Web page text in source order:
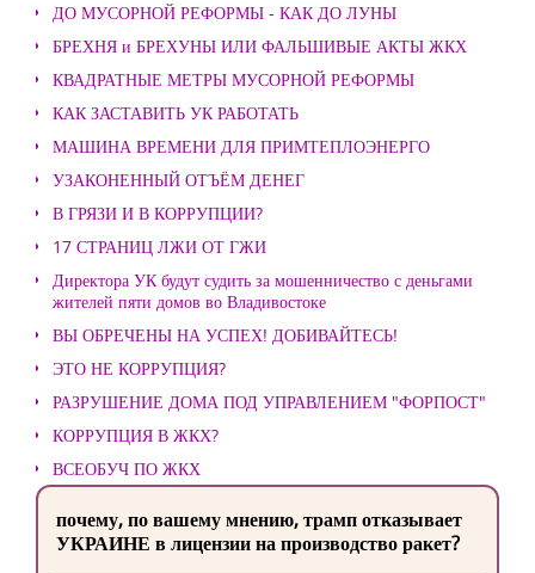
ДО МУСОРНОЙ РЕФОРМЫ - КАК ДО ЛУНЫ
БРЕХНЯ и БРЕХУНЫ ИЛИ ФАЛЬШИВЫЕ АКТЫ ЖКХ
КВАДРАТНЫЕ МЕТРЫ МУСОРНОЙ РЕФОРМЫ
КАК ЗАСТАВИТЬ УК РАБОТАТЬ
МАШИНА ВРЕМЕНИ ДЛЯ ПРИМТЕПЛОЭНЕРГО
УЗАКОНЕННЫЙ ОТЪЁМ ДЕНЕГ
В ГРЯЗИ И В КОРРУПЦИИ?
17 СТРАНИЦ ЛЖИ ОТ ГЖИ
Директора УК будут судить за мошенничество с деньгами
жителей пяти домов во Владивостоке
ВЫ ОБРЕЧЕНЫ НА УСПЕХ! ДОБИВАЙТЕСЬ!
ЭТО НЕ КОРРУПЦИЯ?
РАЗРУШЕНИЕ ДОМА ПОД УПРАВЛЕНИЕМ "ФОРПОСТ"
КОРРУПЦИЯ В ЖКХ?
ВСЕОБУЧ ПО ЖКХ
почему, по вашему мнению, трамп отказывает
УКРАИНЕ в лицензии на производство ракет?